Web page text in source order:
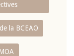
la BCEAO